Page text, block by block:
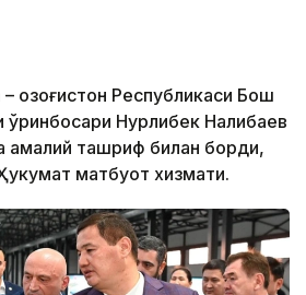
Қозоғистон Республикаси Бош
ўринбосари Нурлибек Налибаев
амалий ташриф билан борди,
матбуот хизмати.